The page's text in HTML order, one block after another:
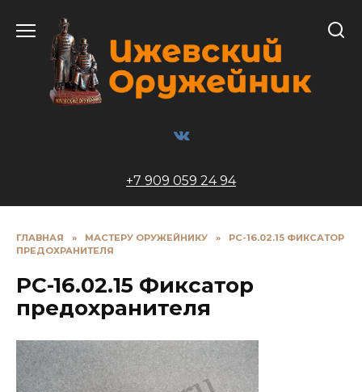
содержанию
+7 909 059 24 94
ГЛАВНАЯ » МАСТЕРУ ОРУЖЕЙНИКУ »
РС-16.02.15 ФИКСАТОР
ПРЕДОХРАНИТЕЛЯ
РС-16.02.15 Фиксатор
предохранителя